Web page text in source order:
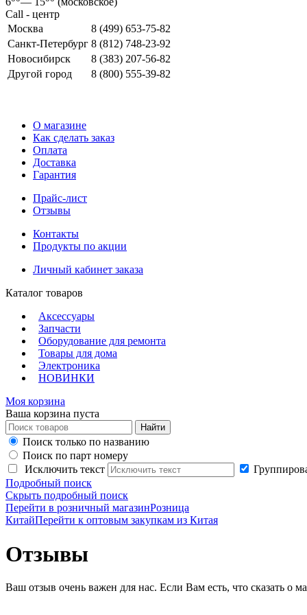
Call - центр
Москва
8 (499) 653-75-82
Санкт-Петербург 8 (812) 748-23-92
Новосибирск
8 (383) 207-56-82
Другой город
8 (800) 555-39-82
О магазине
Как сделать заказ
Оплата
Доставка
Гарантия
Прайс-лист
Отзывы
Контакты
Продукты по акции
Личный кабинет заказа
Каталог товаров
Аксессуары
Запчасти
Оборудование для ремонта
Товары для дома
Электроника
НОВИНКИ
Моя корзина
Ваша корзина пуста
Поиск только по названию
Поиск по парт номеру
Исключить текст
Подробный поиск
Скрыть подробный поиск
Перейти в розничный магазинРозница
КитайПерейти к оптовым закупкам из Китая
Отзывы
Ваш отзыв очень важен для нас. Если Вам есть, что сказать о